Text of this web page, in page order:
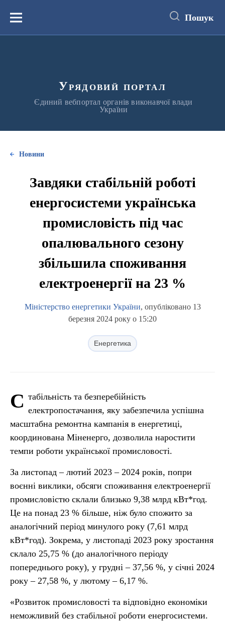
вмістуМеню Пошук
Урядовий портал
Єдиний вебпортал органів виконавчої влади
України
Новини
Завдяки стабільній роботі
енергосистеми українська
промисловість під час
опалювального сезону
збільшила споживання
електроенергії на 23 %
Міністерство енергетики України, опубліковано 13
березня 2024 року о 15:20
Енергетика
С табільність та безперебійність
електропостачання, яку забезпечила успішна
масштабна ремонтна кампанія в енергетиці,
координована Міненерго, дозволила наростити
темпи роботи української промисловості.
За листопад – лютий 2023 – 2024 років, попри
воєнні виклики, обсяги споживання електроенергії
промисловістю склали близько 9,38 млрд кВт*год.
Це на понад 23 % більше, ніж було спожито за
аналогічний період минулого року (7,61 млрд
кВт*год). Зокрема, у листопаді 2023 року зростання
склало 25,75 % (до аналогічного періоду
попереднього року), у грудні – 37,56 %, у січні 2024
року – 27,58 %, у лютому – 6,17 %.
«Розвиток промисловості та відповідно економіки
неможливий без стабільної роботи енергосистеми.